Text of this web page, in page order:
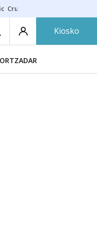
Cruz Gorbeia
Kiosko
ORTZADAR